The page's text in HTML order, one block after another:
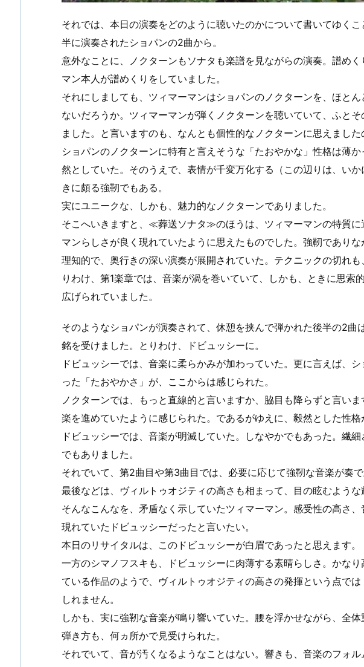
それでは、本日の演奏をどのように聴いたのかについて書いてゆく
半に演奏されたショパンの2曲から。
意外なことに、ノクターンもソナタも楽譜を見ながらの演奏。譜め
マン本人が譜めくりをしていました。
それにしましても、ツィマーマンはショパンのノクターンを、ほと
ないだろうか。ツィマーマンが弾くノクターンを聴いていて、ふと
ました。と言いますのも、なんとも個性的なノクターンに思えました
ショパンのノクターンに特有と言えそうな「たおやかな」性格は薄
然としていた。そのうえで、表情が千変万化する（この辺りは、い
きに頗る強靭でもある。
実にユニークな、しかも、魅力的なノクターンでありました。
そこへいきますと、≪葬送ソナタ≫のほうは、ツィマーマンの特質に
マンらしさが良く現れていたように思えたものでした。強靭であり
理知的で、奥行きの深い演奏が展開されていた。テクニックの切れ
りわけ、第1楽章では、音楽が渦を巻いていて、しかも、ときに思索
広げられていました。
そのようなショパンが演奏されて、休憩を挟んで弾かれた後半の2曲
銘を受けました。とりわけ、ドビュッシーに。
ドビュッシーでは、音楽に柔らかみが加わっていた。更に言えば、
った「たおやかさ」が、ここからは感じられた。
ノクターンでは、もっと直線的と言いますか、脇目も降らずと言い
楽を進めていたように感じられた。であるがゆえに、毅然とした性格
ドビュッシーでは、音楽が明滅していた。しなやかでもあった。繊
でもありました。
それでいて、第2曲目や第3曲目では、必要に応じて強靭な音楽が奏
最後などは、ヴィルトゥオジティの高さも相まって、目の眩むような
そんなこんなを、矛盾なく示していたツィマーマン。感受性の高さ
現れていたドビュッシーだったと言いたい。
本日のリサイタルは、このドビュッシーが白眉であったと思えます。
一方のシマノフスキも、ドビュッシーに肉薄する素晴らしさ。かな
ている作品のようで、ヴィルトゥオジティの高さの発揮という点で
しれません。
しかも、実に強靭な音楽が鳴り響いていた。腰を浮かせながら、全
弾き方も、何ヵ所かで見受けられた。
それでいて、音が汚くなるようなことはない。響きも、音楽のフォ